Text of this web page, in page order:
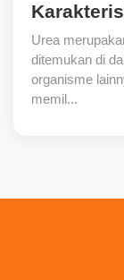
Urea
ditemukan di
organisme
memil...